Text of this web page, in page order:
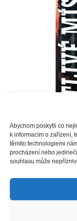
Abychom poskytli co
k informacím o zařízení,
těmito technologiemi
procházení nebo
souhlasu může
Alex Cross